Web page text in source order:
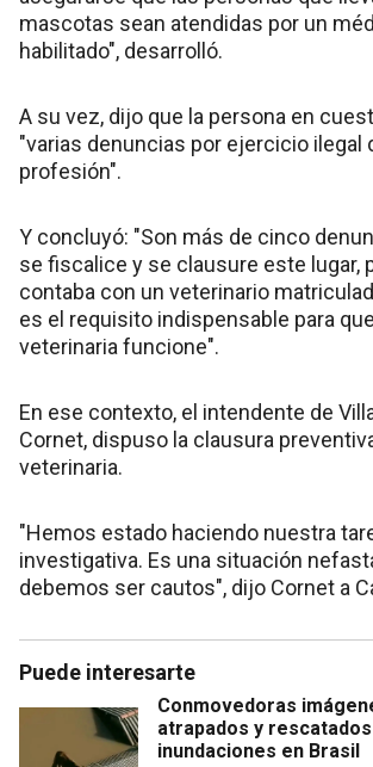
mascotas sean atendidas por un
habilitado", desarrolló.
A su vez, dijo que la persona en
"varias denuncias por ejercicio ilegal
profesión".
Y concluyó: "Son más de cinco
se fiscalice y se clausure este lugar,
contaba con un veterinario
es el requisito indispensable para
veterinaria funcione".
En ese contexto, el intendente de
Cornet, dispuso la clausura
veterinaria.
"Hemos estado haciendo nuestra
investigativa. Es una situación
debemos ser cautos", dijo Cornet a
Puede interesarte
Conmovedoras
atrapados y
inundaciones en Brasil